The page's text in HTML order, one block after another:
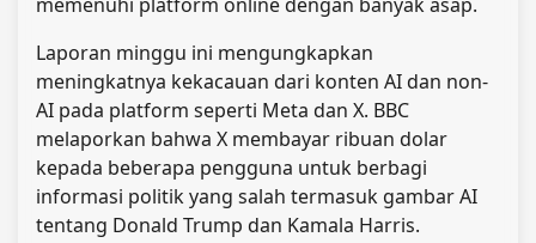
Laporan minggu ini mengungkapkan
meningkatnya kekacauan dari konten AI dan non-
AI pada platform seperti Meta dan X. BBC
melaporkan bahwa X membayar ribuan dolar
kepada beberapa pengguna untuk berbagi
informasi politik yang salah termasuk gambar AI
tentang Donald Trump dan Kamala Harris.